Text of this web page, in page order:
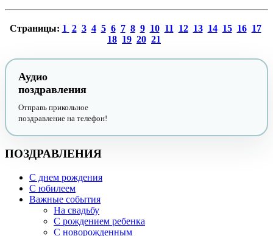
Страницы: 1 2 3 4 5 6 7 8 9 10 11 12 13 14 15 16 17
18 19 20 21
Аудио
поздравления
Отправь прикольное
поздравление на телефон!
ПОЗДРАВЛЕНИЯ
С днем рождения
С юбилеем
Важные события
На свадьбу
С рождением ребенка
С новорожденным